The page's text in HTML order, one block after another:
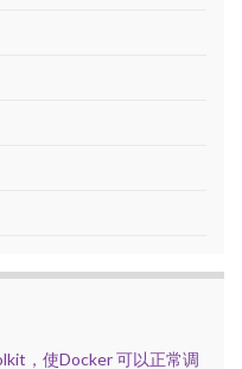
，使Docker 可以正常调